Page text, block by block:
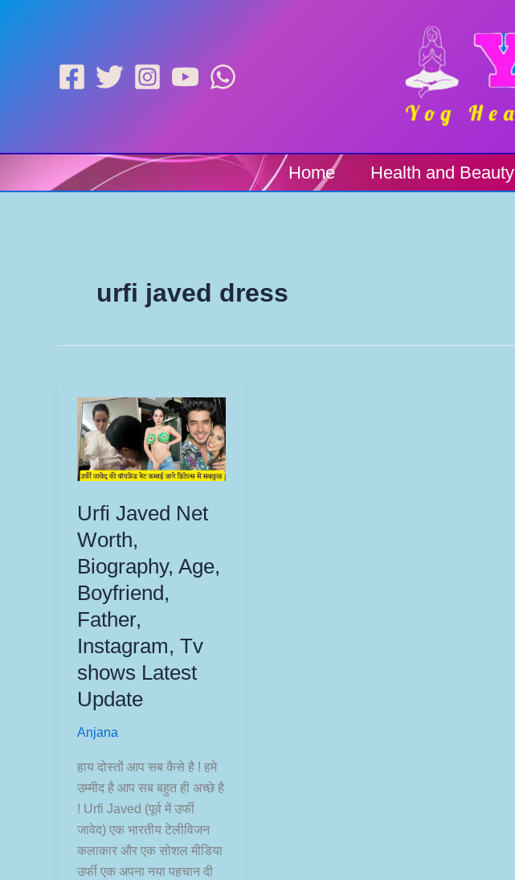
Home Health and Beauty
urfi javed dress
Urfi Javed Net
Worth,
Biography, Age,
Boyfriend,
Father,
Instagram, Tv
shows Latest
Update
Anjana
हाय दोस्तों आप सब कैसे है ! हमे
उम्मीद है आप सब बहुत ही अच्छे है
! Urfi Javed (पूर्व में उर्फी
जावेद) एक भारतीय टेलीविजन
कलाकार और एक सोशल मीडिया
उर्फी एक अपना नया पहचान दी